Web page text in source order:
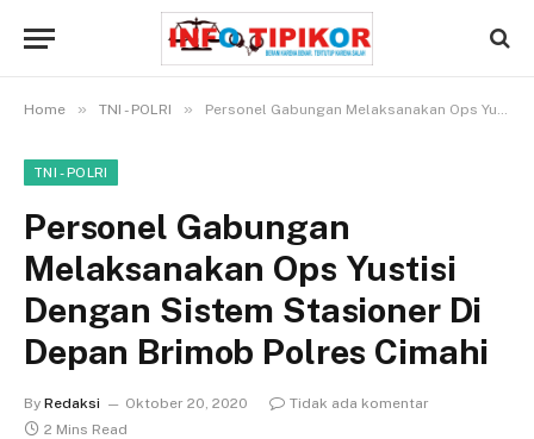
Home » TNI - POLRI » Personel Gabungan Melaksanakan Ops Yustisi Dengan Sistem Stasioner Di Depan Brimob Polres Cimahi
TNI - POLRI
Personel Gabungan
Melaksanakan Ops Yustisi
Dengan Sistem Stasioner Di
Depan Brimob Polres Cimahi
By Redaksi Oktober 20, 2020
Tidak ada komentar
2 Mins Read